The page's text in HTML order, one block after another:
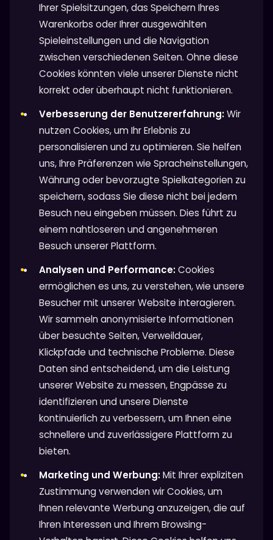
Ihrer Spielsitzungen, das Speichern Ihres
Warenkorbs oder Ihrer ausgewählten
Spieleinstellungen und die Navigation
zwischen verschiedenen Seiten. Ohne diese
Cookies könnten viele unserer Dienste nicht
korrekt oder überhaupt nicht funktionieren.
Verbesserung der Benutzererfahrung:Wir
nutzen Cookies, um Ihr Erlebnis zu
personalisieren und zu optimieren. Sie helfen
uns, Ihre Präferenzen wie Spracheinstellungen,
Währung oder bevorzugte Spielkategorien zu
speichern, sodass Sie diese nicht bei jedem
Besuch neu eingeben müssen. Dies führt zu
einem nahtloseren und angenehmeren
Besuch unserer Plattform.
Analysen und Performance:Cookies
ermöglichen es uns, zu verstehen, wie unsere
Besucher mit unserer Website interagieren.
Wir sammeln anonymisierte Informationen
über besuchte Seiten, Verweildauer,
Klickpfade und technische Probleme. Diese
Daten sind entscheidend, um die Leistung
unserer Website zu messen, Engpässe zu
identifizieren und unsere Dienste
kontinuierlich zu verbessern, um Ihnen eine
schnellere und zuverlässigere Plattform zu
bieten.
Marketing und Werbung:Mit Ihrer expliziten
Zustimmung verwenden wir Cookies, um
Ihnen relevante Werbung anzuzeigen, die auf
Ihren Interessen und Ihrem Browsing-